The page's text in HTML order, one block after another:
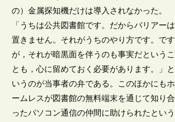
の）金属探知機だけは導入されなかった。
「うちは公共図書館です。だからバリアーは
置きません。それがうちのやり方です。です
が，それが暗黒面を伴うのも事実だというこ
とも，心に留めておく必要があります。」と
いうのが当事者の弁である。このほかにもホ
ームレスが図書館の無料端末を通じて知り合
ったパソコン通信の仲間に助けられたという